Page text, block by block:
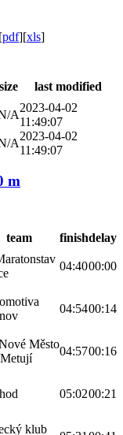
[pdf][xls]
size last modified
A
2023-04-02
11:49:07
A
2023-04-02
11:49:07
m
team finishdelay
04:4000:00
04:5400:14
Město
04:5700:16
05:0200:21
klub